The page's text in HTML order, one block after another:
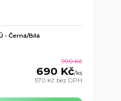
- Černá/Bílá
990 Kč
690 Kč/ks
570 Kč bez DPH